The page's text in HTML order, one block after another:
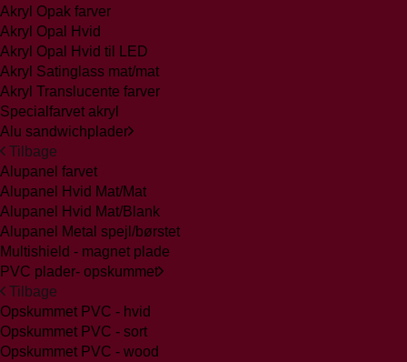
Akryl Opak farver
Akryl Opal Hvid
Akryl Opal Hvid til LED
Akryl Satinglass mat/mat
Akryl Translucente farver
Specialfarvet akryl
Alu sandwichplader
Tilbage
Alupanel farvet
Alupanel Hvid Mat/Mat
Alupanel Hvid Mat/Blank
Alupanel Metal spejl/børstet
Multishield - magnet plade
PVC plader- opskummet
Tilbage
Opskummet PVC - hvid
Opskummet PVC - sort
Opskummet PVC - wood